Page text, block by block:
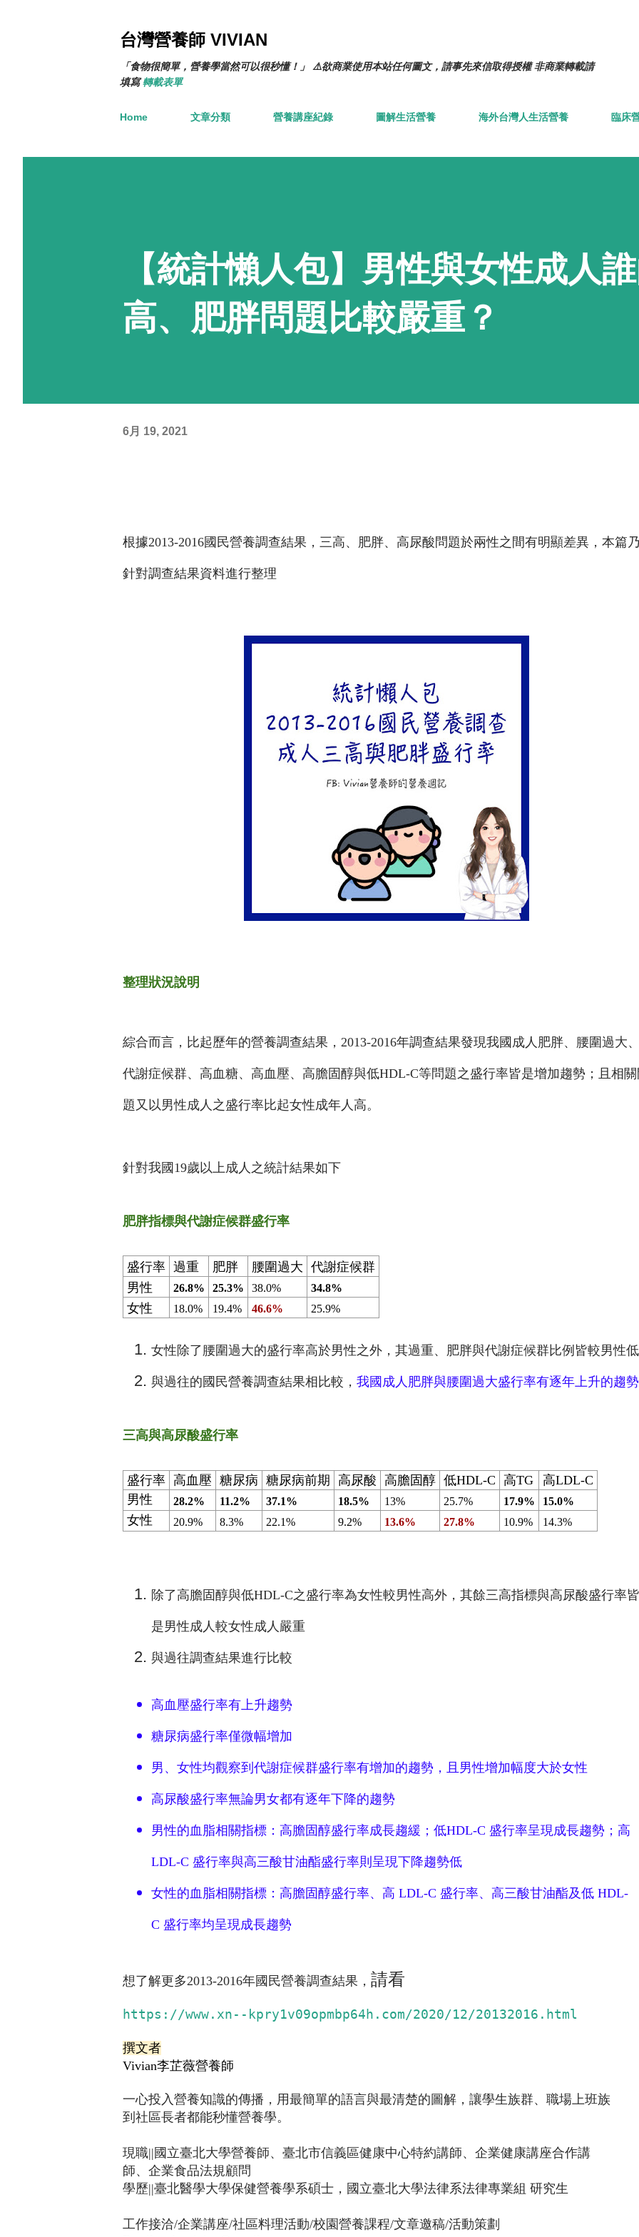
台灣營養師 VIVIAN
「食物很簡單，營養學當然可以很秒懂！」 ⚠️欲商業使用本站任何圖文，請事先來信取得授權 非商業轉載請
填寫轉載表單
Home 文章分類 營養講座紀錄 圖解生活營養 海外台灣人生活營養 臨床
【統計懶人包】男性與女性成人
高、肥胖問題比較嚴重？
6月 19, 2021
根據2013-2016國民營養調查結果，三高、肥胖、高尿酸問題於兩性之間有明顯差異，本篇
針對調查結果資料進行整理
整理狀況說明
綜合而言，比起歷年的營養調查結果，2013-2016年調查結果發現我國成人肥胖、腰圍過大
代謝症候群、高血糖、高血壓、高膽固醇與低HDL-C等問題之盛行率皆是增加趨勢；且相
題又以男性成人之盛行率比起女性成年人高。
針對我國19歲以上成人之統計結果如下
肥胖指標與代謝症候群盛行率
盛行率 過重 肥胖 腰圍過大 代謝症候群
男性
26.8% 25.3% 38.0% 34.8%
女性 18.0% 19.4% 46.6% 25.9%
女性除了腰圍過大的盛行率高於男性之外，其過重、肥胖與代謝症候群比例皆較男性低
與過往的國民營養調查結果相比較， 我國成人 肥胖與腰圍過大盛行率有逐年上升的趨勢
三高與高尿酸盛行率
盛行率 高血壓 糖尿病 糖尿病前期 高尿酸 高膽固醇 低HDL-C 高TG 高LDL-C
男性
28.2% 11.2% 37.1% 18.5% 13% 25.7% 17.9% 15.0%
女性 20.9% 8.3% 22.1% 9.2% 13.6% 27.8% 10.9% 14.3%
除了高膽固醇與低HDL-C之盛行率為女性較男性高外，其餘三高指標與高尿酸盛行率皆
是男性成人較女性成人嚴重
與過往調查結果進行比較
高血壓盛行率有上升趨勢
糖尿病盛行率僅微幅增加
男、女性均觀察到代謝症候群盛行率有增加的趨勢，且男性增加幅度大於女性
高尿酸盛行率無論男女都有逐年下降的趨勢
男性的血脂相關指標：高膽固醇盛行率成長趨緩；低HDL-C 盛行率呈現成長趨勢； 高
LDL-C 盛行率與高三酸甘油酯盛行率則呈現下降趨勢低
女性的血脂相關指標：高膽固醇盛行率、高 LDL-C 盛行率、高三酸甘油酯及低 HDL-
C 盛行率均呈現成長趨勢
想了解更多2013-2016年國民營養調查結果， 請看
https://www.xn--kpry1v09opmbp64h.com/2020/12/20132016.html
撰文者
Vivian李芷薇營養師
一心投入營養知識的傳播，用最簡單的語言與最清楚的圖解，讓學生族群、職場上班族
到社區長者都能秒懂營養學。
現職||國立臺北大學營養師、臺北市信義區健康中心特約講師、企業健康講座合作講
師、企業食品法規顧問
學歷||臺北醫學大學保健營養學系碩士，國立臺北大學法律系法律專業組 研究生
工作接洽/企業講座/社區料理活動/校園營養課程/文章邀稿/活動策劃